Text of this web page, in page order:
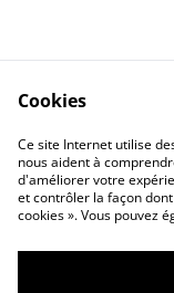
Nous
Politique de
Cookies
Ce site Internet utilise
nous aident à
d'améliorer votre
et contrôler la façon
cookies ». Vous pouvez